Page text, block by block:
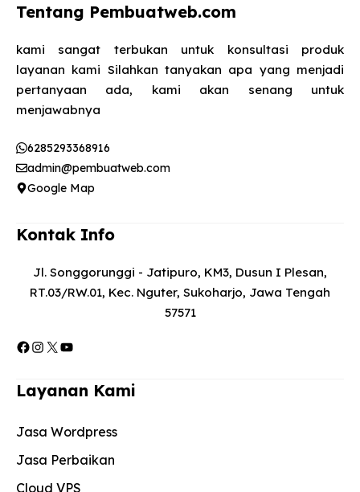
Tentang Pembuatweb.com
kami sangat terbukan untuk konsultasi produk
layanan kami Silahkan tanyakan apa yang menjadi
pertanyaan ada, kami akan senang untuk
menjawabnya​
6285293368916
admin@pembuatweb.com
Google Map
Kontak Info
Jl. Songgorunggi - Jatipuro, KM3, Dusun I Plesan,
RT.03/RW.01, Kec. Nguter, Sukoharjo, Jawa Tengah
57571
Facebook
Instagram
X YouTube
Layanan Kami
Jasa Wordpress
Jasa Perbaikan
Cloud VPS